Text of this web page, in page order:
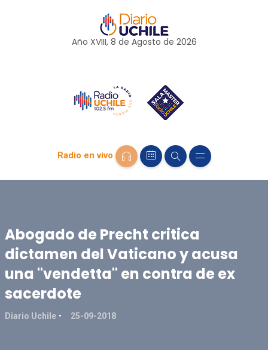
Año XVIII, 8 de Agosto de 2026
Radio en vivo
Abogado de Precht critica
dictamen del Vaticano y acusa
una "vendetta" en contra de ex
sacerdote
Diario Uchile 25-09-2018